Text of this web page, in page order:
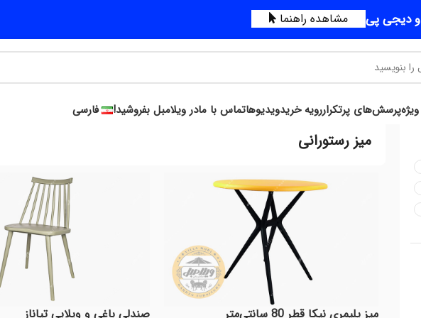
و دیجی پی مشاهده راهنما
پرسش‌های پرتکراررویه خریدویدیوهاتماس با مادر ویلامبل بفروشید! فارسی
میز رستورانی
میز پلیمری نیکا قطر 80 سانتی‌متر
صندلی باغی و ویلایی تیاناز